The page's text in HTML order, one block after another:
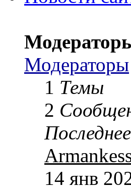
Модераторы
1 Темы
2
14 янв